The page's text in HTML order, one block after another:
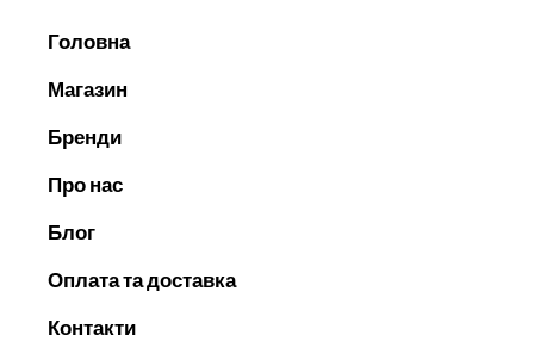
Головна
Магазин
Бренди
Про нас
Блог
Оплата та доставка
Контакти